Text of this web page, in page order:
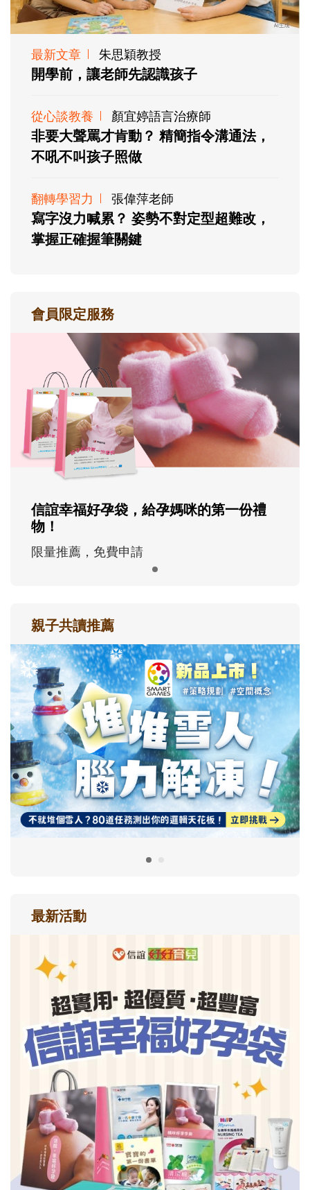
最新文章 朱思穎教授
開學前，讓老師先認識孩子
從心談教養 顏宜婷語言治療師
非要大聲罵才肯動？ 精簡指令溝通法，
不吼不叫孩子照做
翻轉學習力 張偉萍老師
寫字沒力喊累？ 姿勢不對定型超難改，
掌握正確握筆關鍵
會員限定服務
信誼幸福好孕袋，給孕媽咪的第一份禮
物！
限量推薦，免費申請
親子共讀推薦
最新活動